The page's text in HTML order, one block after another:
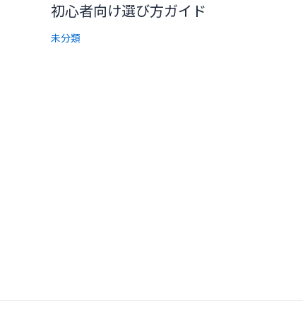
初心者向け選び方ガイド
未分類